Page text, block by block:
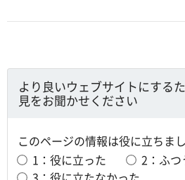
より良いウェブサイトにする
見をお聞かせください
このページの情報は役に立ちま
1：役に立った
2：ふつ